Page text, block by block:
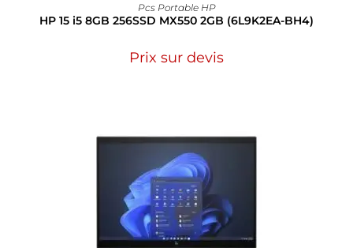
Pcs Portable HP
HP 15 i5 8GB 256SSD MX550 2GB (6L9K2EA-BH4)
Prix sur devis